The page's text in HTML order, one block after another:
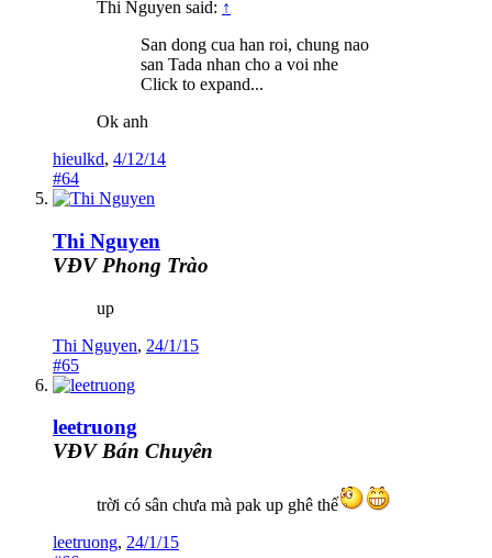
Thi Nguyen said: ↑
San dong cua han roi, chung nao
san Tada nhan cho a voi nhe
Click to expand...
Ok anh
hieulkd, 4/12/14
#64
Thi Nguyen
VĐV Phong Trào
up
Thi Nguyen, 24/1/15
#65
leetruong
VĐV Bán Chuyên
trời có sân chưa mà pak up ghê thế
leetruong, 24/1/15